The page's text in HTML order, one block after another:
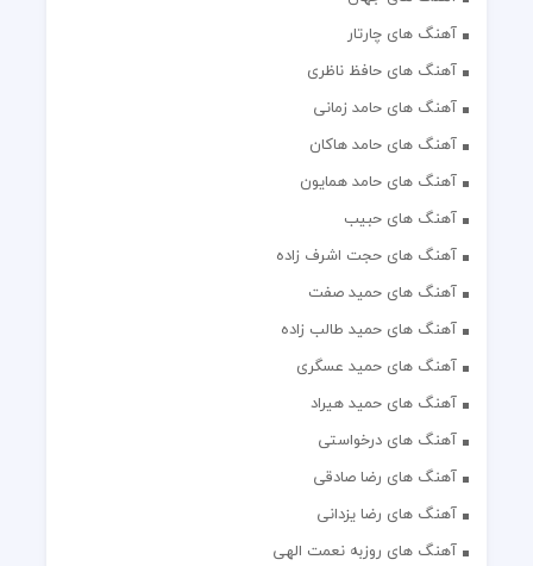
آهنگ های چارتار
آهنگ های حافظ ناظری
آهنگ های حامد زمانی
آهنگ های حامد هاکان
آهنگ های حامد همایون
آهنگ های حبیب
آهنگ های حجت اشرف زاده
آهنگ های حمید صفت
آهنگ های حمید طالب زاده
آهنگ های حمید عسگری
آهنگ های حمید هیراد
آهنگ های درخواستی
آهنگ های رضا صادقی
آهنگ های رضا یزدانی
آهنگ های روزبه نعمت الهی